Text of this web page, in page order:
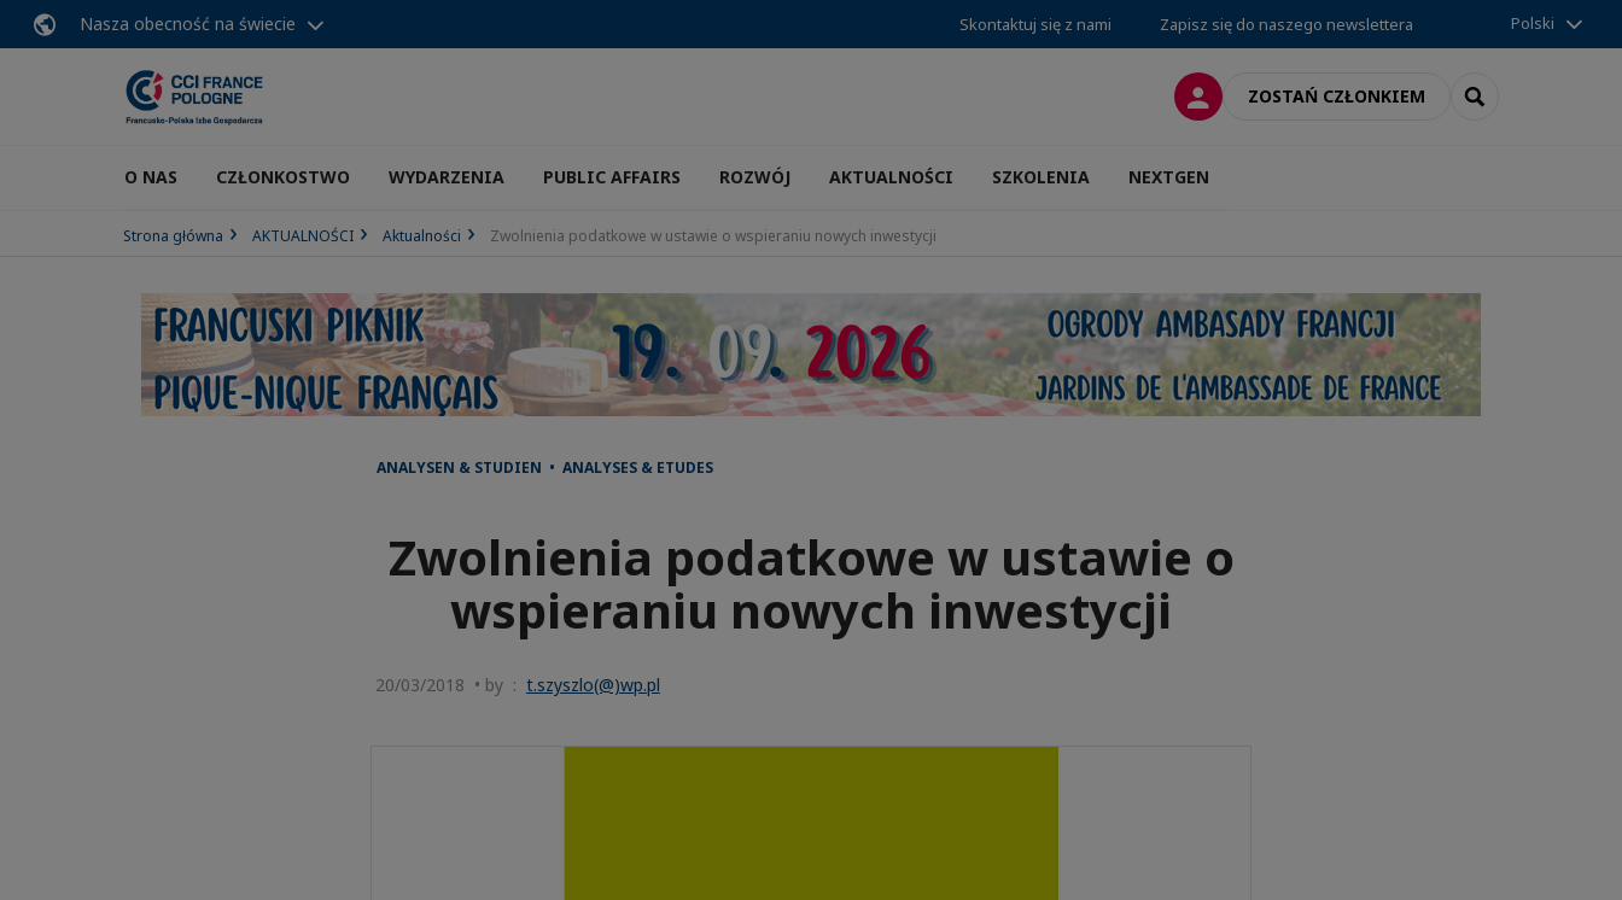
Nasza obecność na świecie Skontaktuj się z nami Zapisz się do naszego newslettera Polski
LOGOWANIEZOSTAŃ CZŁONKIEM SEARCH
O NAS CZŁONKOSTWO WYDARZENIA PUBLIC AFFAIRS ROZWÓJ AKTUALNOŚCI SZKOLENIA NEXTGEN
Strona główna AKTUALNOŚCI Aktualności Zwolnienia podatkowe w ustawie o wspieraniu nowych inwestycji
ANALYSEN & STUDIEN • ANALYSES & ETUDES
Zwolnienia podatkowe w ustawie o
wspieraniu nowych inwestycji
20/03/2018 • by : t.szyszlo(@)wp.pl